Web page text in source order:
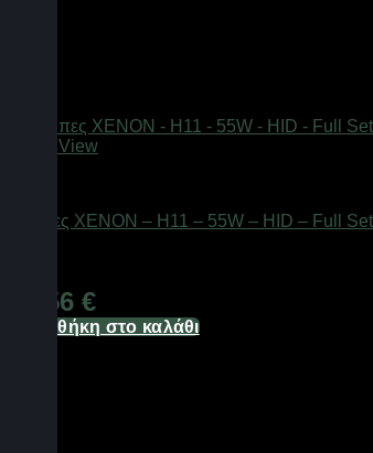
Quick View
Λάμπες XENON – H11 – 55W – HID – Full
54,56 €
Προσθήκη στο καλάθι